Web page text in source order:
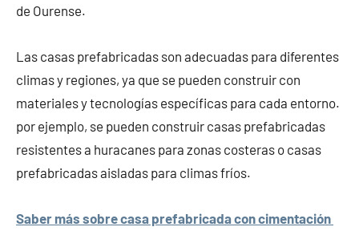
de Ourense.
Las casas prefabricadas son adecuadas para diferentes
climas y regiones, ya que se pueden construir con
materiales y tecnologías específicas para cada entorno.
por ejemplo, se pueden construir casas prefabricadas
resistentes a huracanes para zonas costeras o casas
prefabricadas aisladas para climas fríos.
Saber más sobre casa prefabricada con cimentación